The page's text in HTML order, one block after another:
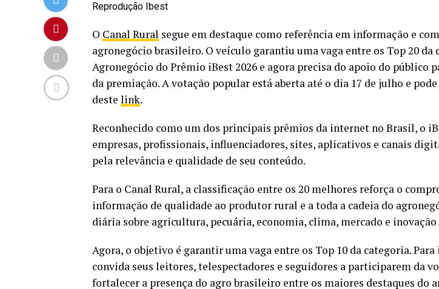
Reprodução Ibest
O Canal Rural segue em destaque como referência em informação e
agronegócio brasileiro. O veículo garantiu uma vaga entre os Top 20 da
Agronegócio do Prêmio iBest 2026 e agora precisa do apoio do público
da premiação. A votação popular está aberta até o dia 17 de julho e
deste link.
Reconhecido como um dos principais prêmios da internet no Brasil, o
empresas, profissionais, influenciadores, sites, aplicativos e canais
pela relevância e qualidade de seu conteúdo.
Para o Canal Rural, a classificação entre os 20 melhores reforça o
informação de qualidade ao produtor rural e a toda a cadeia do
diária sobre agricultura, pecuária, economia, clima, mercado e inovação
Agora, o objetivo é garantir uma vaga entre os Top 10 da categoria. Para
convida seus leitores, telespectadores e seguidores a participarem da
fortalecer a presença do agro brasileiro entre os maiores destaques do